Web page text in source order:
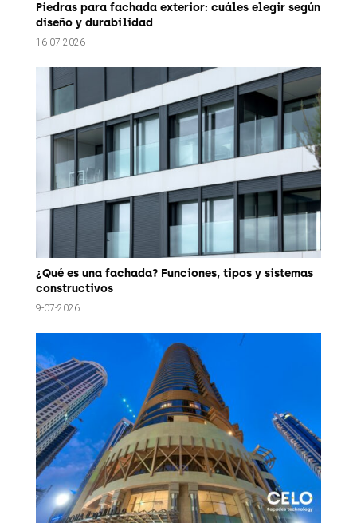
Piedras para fachada exterior: cuáles elegir según
diseño y durabilidad
16-07-2026
¿Qué es una fachada? Funciones, tipos y sistemas
constructivos
9-07-2026